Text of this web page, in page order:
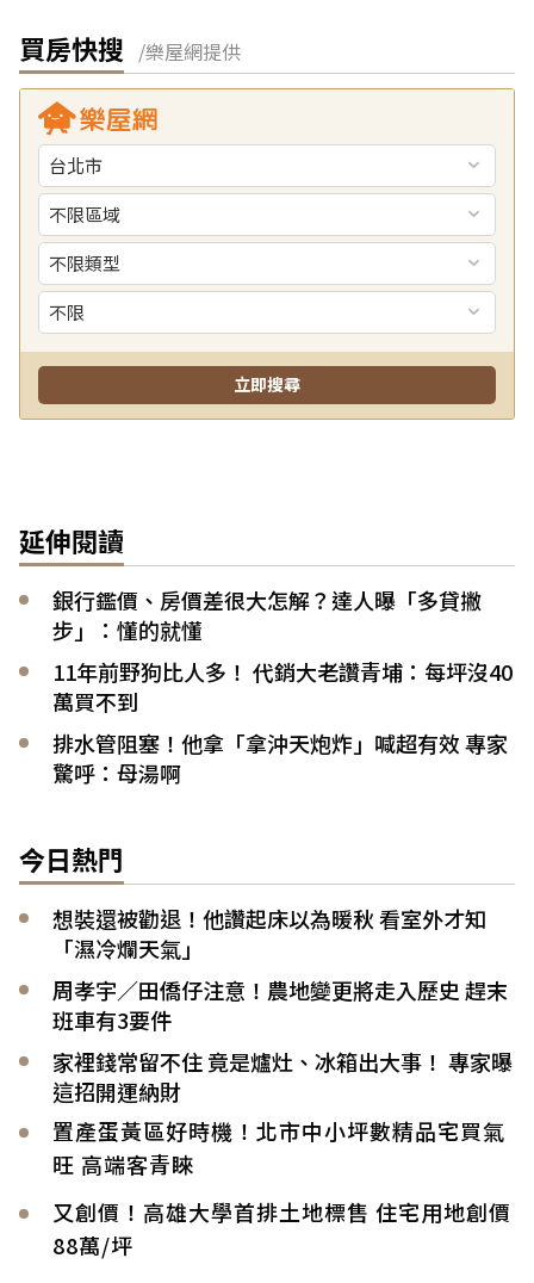
買房快搜 /樂屋網提供
延伸閱讀
銀行鑑價、房價差很大怎解？達人曝「多貸撇
步」：懂的就懂
11年前野狗比人多！ 代銷大老讚青埔：每坪沒40
萬買不到
排水管阻塞！他拿「拿沖天炮炸」喊超有效 專家
驚呼：母湯啊
今日熱門
想裝還被勸退！他讚起床以為暖秋 看室外才知
「濕冷爛天氣」
周孝宇／田僑仔注意！農地變更將走入歷史 趕末
班車有3要件
家裡錢常留不住 竟是爐灶、冰箱出大事！ 專家曝
這招開運納財
置產蛋黃區好時機！北市中小坪數精品宅買氣
旺 高端客青睞
又創價！高雄大學首排土地標售 住宅用地創價
88萬/坪